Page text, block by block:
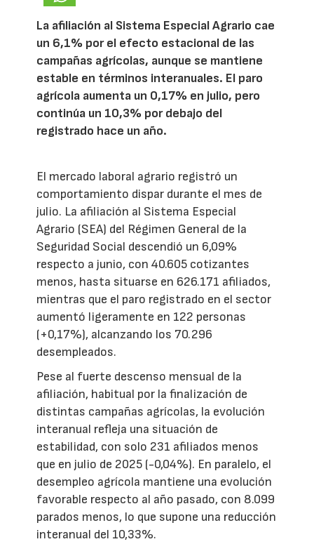
La afiliación al Sistema Especial Agrario cae
un 6,1% por el efecto estacional de las
campañas agrícolas, aunque se mantiene
estable en términos interanuales. El paro
agrícola aumenta un 0,17% en julio, pero
continúa un 10,3% por debajo del
registrado hace un año.
El mercado laboral agrario registró un
comportamiento dispar durante el mes de
julio. La afiliación al Sistema Especial
Agrario (SEA) del Régimen General de la
Seguridad Social descendió un 6,09%
respecto a junio, con 40.605 cotizantes
menos, hasta situarse en 626.171 afiliados,
mientras que el paro registrado en el sector
aumentó ligeramente en 122 personas
(+0,17%), alcanzando los 70.296
desempleados.
Pese al fuerte descenso mensual de la
afiliación, habitual por la finalización de
distintas campañas agrícolas, la evolución
interanual refleja una situación de
estabilidad, con solo 231 afiliados menos
que en julio de 2025 (-0,04%). En paralelo, el
desempleo agrícola mantiene una evolución
favorable respecto al año pasado, con 8.099
parados menos, lo que supone una reducción
interanual del 10,33%.